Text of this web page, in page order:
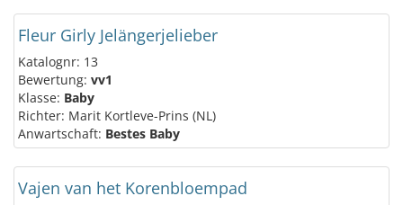
Fleur Girly Jelängerjelieber
Katalognr: 13
Bewertung: vv1
Klasse: Baby
Richter: Marit Kortleve-Prins (NL)
Anwartschaft: Bestes Baby
Vajen van het Korenbloempad